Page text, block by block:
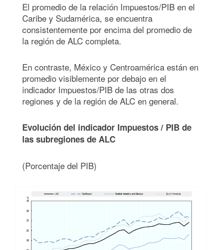
El promedio de la relación Impuestos/PIB en el
Caribe y Sudamérica, se encuentra
consistentemente por encima del promedio de
la región de ALC completa.
En contraste, México y Centroamérica están en
promedio visiblemente por debajo en el
indicador Impuestos/PIB de las otras dos
regiones y de la región de ALC en general.
Evolución del indicador Impuestos / PIB de
las subregiones de ALC
(Porcentaje del PIB)